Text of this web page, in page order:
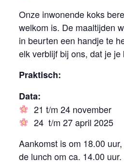
Onze inwonende koks
welkom is. De maaltijden
in beurten een handje te
elk verblijf bij ons, dat je
Praktisch:
Data:
21 t/m 24 november
24 t/m 27 april 2025
Aankomst is om 18.00
de lunch om ca. 14.00 uur.